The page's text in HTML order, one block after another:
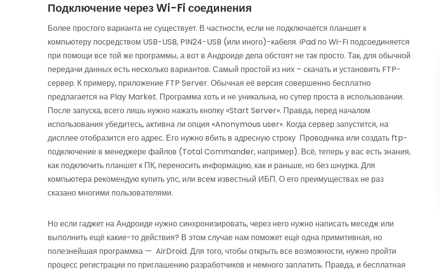
Подключение через Wi-Fi соединения
Более простого варианта не существует. В частности, если не подключается планшет к
компьютеру посредством USB-USB, PIN24-USB (или иного)-кабеля. iPad по Wi-Fi подсоединяется
при помощи все той же программы, а вот в Андроиде дела обстоят не так просто. Так, для обычной
передачи данных есть несколько вариантов. Самый простой из них – скачать и установить FTP-
сервер. К примеру, приложение FTP Server. Обычная её версия совершенно бесплатно
предлагается на Play Market. Программа хоть и не уникальна, но супер проста в использовании.
После запуска, всего лишь нужно нажать кнопку «Start Server». Правда, перед началом
использования убедитесь, активна ли опция «Anonymous user». Когда сервер запустится, на
дисплее отобразится его адрес. Его нужно вбить в адресную строку Проводника или создать ftp-
подключение в менеджере файлов (Total Commander, например). Всё, теперь у вас есть знания,
как подключить планшет к ПК, переносить информацию, как и раньше, но без шнурка. Для
компьютера рекомендую купить упс, или всем известный ИБП. О его преимуществах не раз
сказано многими пользователями.
Но если гаджет на Андроиде нужно синхронизировать, через него нужно написать меседж или
выполнить ещё какие-то действия? В этом случае нам поможет ещё одна примитивная, но
полезнейшая программка — AirDroid. Для того, чтобы открыть все возможности, нужно пройти
процесс регистрации по приглашению разработчиков и немного заплатить. Правда, и бесплатная